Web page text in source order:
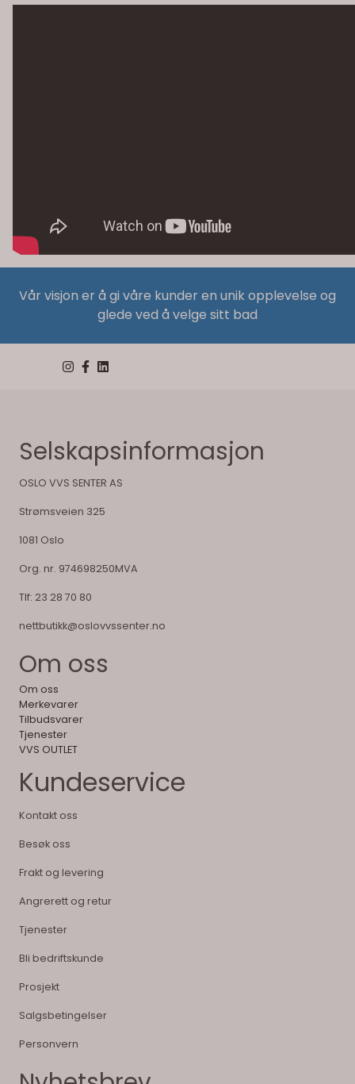
Vår visjon er å gi våre kunder en unik opplevelse og
glede ved å velge sitt bad
Selskapsinformasjon
OSLO VVS SENTER AS
Strømsveien 325
1081 Oslo
Org. nr. 974698250MVA
Tlf: 23 28 70 80
nettbutikk@oslovvssenter.no
Om oss
Om oss
Merkevarer
Tilbudsvarer
Tjenester
VVS OUTLET
Kundeservice
Kontakt oss
Besøk oss
Frakt og levering
Angrerett og retur
Tjenester
Bli bedriftskunde
Prosjekt
Salgsbetingelser
Personvern